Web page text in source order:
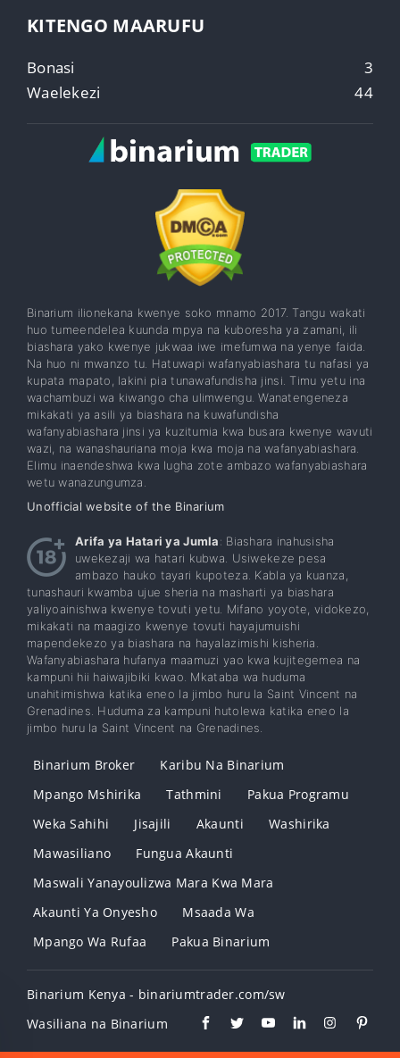
KITENGO MAARUFU
Bonasi
3
Waelekezi
44
Binarium ilionekana kwenye soko mnamo 2017. Tangu wakati
huo tumeendelea kuunda mpya na kuboresha ya zamani, ili
biashara yako kwenye jukwaa iwe imefumwa na yenye faida.
Na huo ni mwanzo tu. Hatuwapi wafanyabiashara tu nafasi ya
kupata mapato, lakini pia tunawafundisha jinsi. Timu yetu ina
wachambuzi wa kiwango cha ulimwengu. Wanatengeneza
mikakati ya asili ya biashara na kuwafundisha
wafanyabiashara jinsi ya kuzitumia kwa busara kwenye wavuti
wazi, na wanashauriana moja kwa moja na wafanyabiashara.
Elimu inaendeshwa kwa lugha zote ambazo wafanyabiashara
wetu wanazungumza.
Unofficial website of the Binarium
Arifa ya Hatari ya Jumla: Biashara inahusisha
uwekezaji wa hatari kubwa. Usiwekeze pesa
ambazo hauko tayari kupoteza. Kabla ya kuanza,
tunashauri kwamba ujue sheria na masharti ya biashara
yaliyoainishwa kwenye tovuti yetu. Mifano yoyote, vidokezo,
mikakati na maagizo kwenye tovuti hayajumuishi
mapendekezo ya biashara na hayalazimishi kisheria.
Wafanyabiashara hufanya maamuzi yao kwa kujitegemea na
kampuni hii haiwajibiki kwao. Mkataba wa huduma
unahitimishwa katika eneo la jimbo huru la Saint Vincent na
Grenadines. Huduma za kampuni hutolewa katika eneo la
jimbo huru la Saint Vincent na Grenadines.
Binarium Broker
Karibu Na Binarium
Mpango Mshirika
Tathmini
Pakua Programu
Weka Sahihi
Jisajili Akaunti
Washirika
Mawasiliano
Fungua Akaunti
Maswali Yanayoulizwa Mara Kwa Mara
Akaunti Ya Onyesho
Msaada Wa
Mpango Wa Rufaa
Pakua Binarium
Binarium Kenya - binariumtrader.com/sw
Wasiliana na Binarium